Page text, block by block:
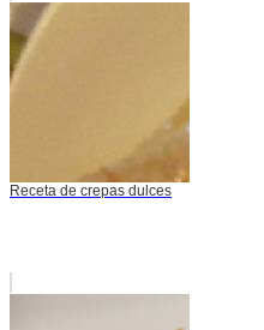
Receta de crepas dulces